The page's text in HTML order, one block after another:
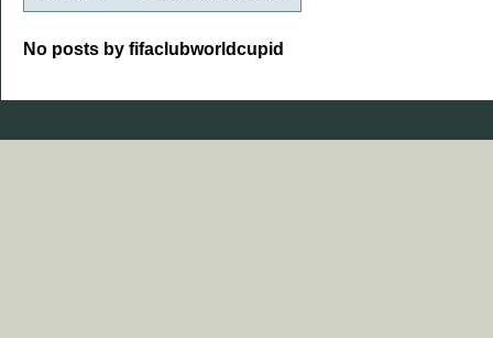
No posts by fifaclubworldcupid